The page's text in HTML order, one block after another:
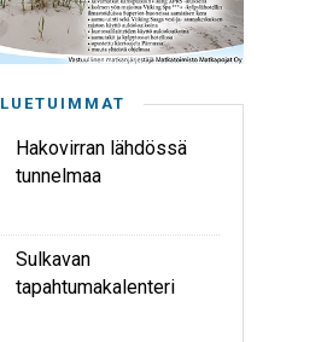
LUETUIMMAT
Hakovirran lähdössä
tunnelmaa
Sulkavan
tapahtumakalenteri